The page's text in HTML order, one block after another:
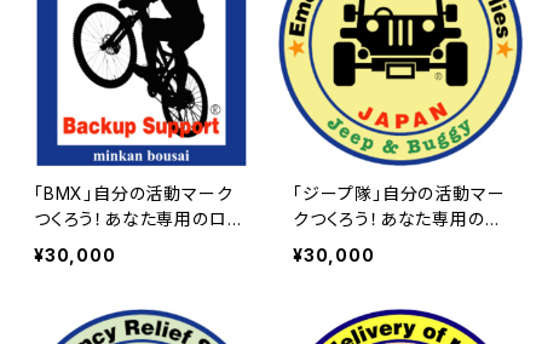
「BMX」自分の活動マーク
つくろう！あなた専用のロイ
ヤリティ（使用権）マーク |
民間防災 危機管理局
¥30,000
「ジープ隊」自分の活動マー
クつくろう！あなた専用のロ
イヤリティ（使用権）マーク |
民間防災 危機管理局
¥30,000